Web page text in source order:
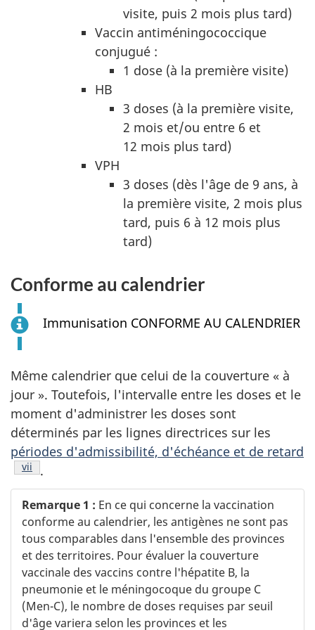
visite, puis 2 mois plus tard)
Vaccin antiméningococcique
conjugué :
1 dose (à la première visite)
HB
3 doses (à la première visite,
2 mois et/ou entre 6 et
12 mois plus tard)
VPH
3 doses (dès l'âge de 9 ans, à
la première visite, 2 mois plus
tard, puis 6 à 12 mois plus
tard)
Conforme au calendrier
Immunisation CONFORME AU CALENDRIER
Même calendrier que celui de la couverture « à
jour ». Toutefois, l'intervalle entre les doses et le
moment d'administrer les doses sont
déterminés par les lignes directrices sur les
périodes d'admissibilité, d'échéance et de retard
Note de bas de page
vii .
Remarque 1 : En ce qui concerne la vaccination
conforme au calendrier, les antigènes ne sont pas
tous comparables dans l'ensemble des provinces
et des territoires. Pour évaluer la couverture
vaccinale des vaccins contre l'hépatite B, la
pneumonie et le méningocoque du groupe C
(Men-C), le nombre de doses requises par seuil
d'âge variera selon les provinces et les